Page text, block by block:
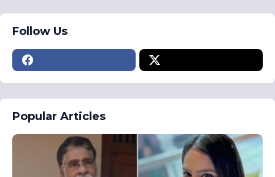
Follow Us
Popular Articles